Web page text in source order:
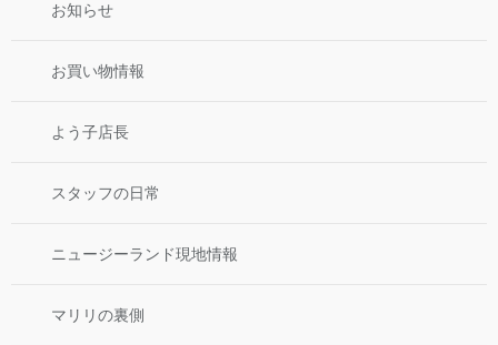
お知らせ
お買い物情報
よう子店長
スタッフの日常
ニュージーランド現地情報
マリリの裏側